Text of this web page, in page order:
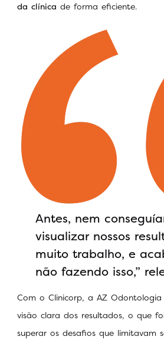
da clínica de forma eficiente.
Antes, nem
visualizar nossos
muito trabalho, e
não fazendo isso,”
Com o Clinicorp, a AZ
visão clara dos resultados, o que
superar os desafios que limitavam